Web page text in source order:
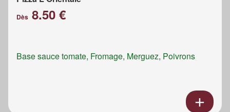
Dès 8.50 €
Base sauce tomate, Fromage, Merguez, Poivrons